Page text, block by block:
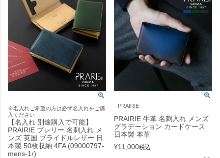
※名入れご希望の方は必ず名入れをご購
入ください
【名入れ 別途購入で可能】
PRAIRIE プレリー 名刺入れ メ
ンズ 英国 ブライドルレザー 日
本製 50枚収納 4FA (09000797-
mens-1r)
PRAIRIE
PRAIRIE 牛革 名刺入れ メンズ
グラデーション カードケース
日本製 本革
¥11,000税込